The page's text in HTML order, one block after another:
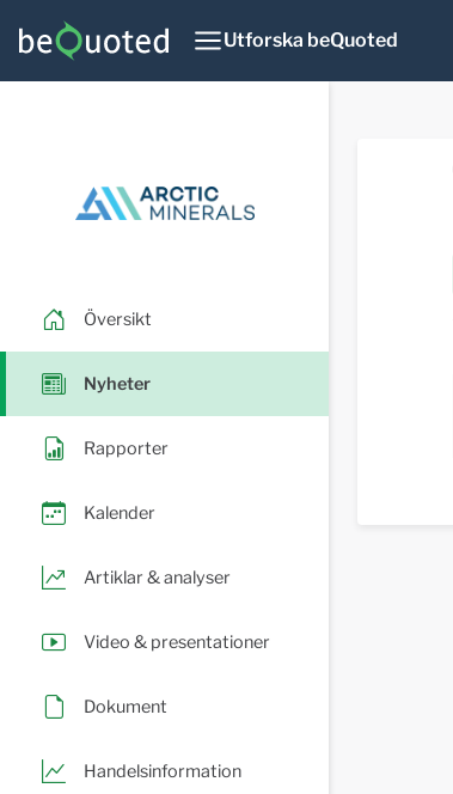
Utforska beQuoted
Översikt
Nyheter
Rapporter
Kalender
Artiklar & analyser
Video & presentationer
Dokument
Handelsinformation